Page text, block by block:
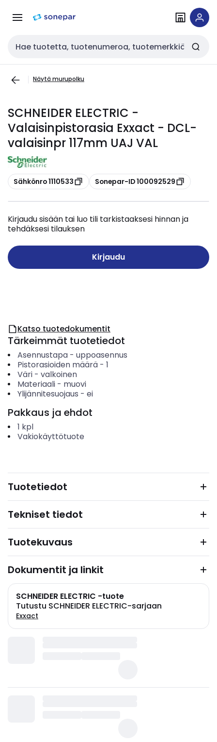
navigointiinsisältöön
Haku
Näytä murupolku
SCHNEIDER ELECTRIC -
Valaisinpistorasia Exxact - DCL-
valaisinpr 117mm UAJ VAL
Kopioi
Sähkönro 1110533 Kopioi
Sonepar-ID 100092529
Kirjaudu sisään tai luo tili tarkistaaksesi hinnan ja
tehdäksesi tilauksen
Kirjaudu
Katso tuotedokumentit
Tärkeimmät tuotetiedot
Asennustapa- uppoasennus
Pistorasioiden määrä- 1
Väri- valkoinen
Materiaali- muovi
Ylijännitesuojaus - ei
Pakkaus ja ehdot
1 kpl
Vakiokäyttötuote
Tuotetiedot
Tekniset tiedot
Tuotekuvaus
Dokumentit ja linkit
SCHNEIDER ELECTRIC -tuote
Tutustu SCHNEIDER ELECTRIC-sarjaan
Exxact